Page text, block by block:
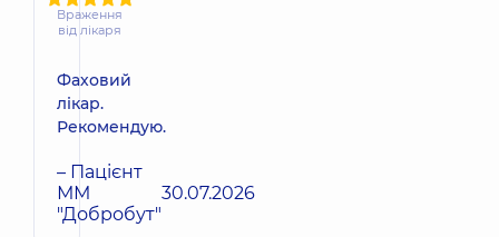
Враження
від лікаря
Фаховий
лікар.
Рекомендую.
– Пацієнт
ММ
"Добробут"
30.07.2026